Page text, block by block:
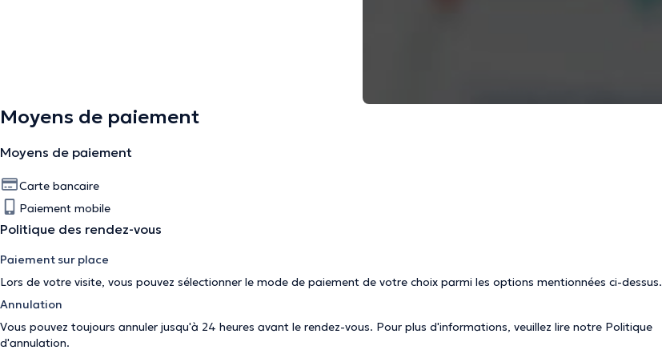
Moyens de paiement
Moyens de paiement
Carte bancaire
Paiement mobile
Politique des rendez-vous
Paiement sur place
Lors de votre visite, vous pouvez sélectionner le mode de paiement de votre choix parmi les options mentionnées ci-dessus.
Annulation
Vous pouvez toujours annuler jusqu'à 24 heures avant le rendez-vous. Pour plus d'informations, veuillez lire notre Politique
d'annulation.